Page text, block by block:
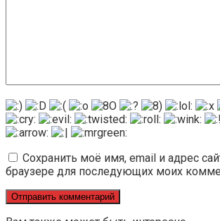
Сохранить моё имя, email и адрес
браузере для последующих моих